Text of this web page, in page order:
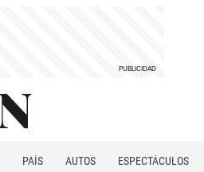
PAÍS AUTOS
ESPECTÁCULOS